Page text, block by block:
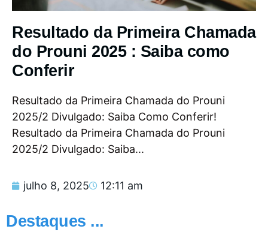
Resultado da Primeira Chamada
do Prouni 2025 : Saiba como
Conferir
Resultado da Primeira Chamada do Prouni
2025/2 Divulgado: Saiba Como Conferir!
Resultado da Primeira Chamada do Prouni
2025/2 Divulgado: Saiba...
julho 8, 2025 12:11 am
Destaques ...